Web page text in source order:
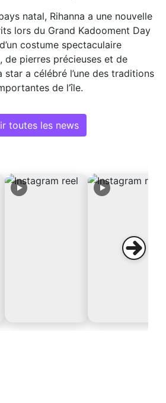
natal, Rihanna a une nouvelle
lors du Grand Kadooment Day
costume spectaculaire
de pierres précieuses et de
a célébré l’une des traditions
de l’île.
toutes les news